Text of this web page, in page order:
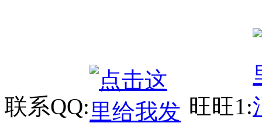
联系QQ: 旺旺1: